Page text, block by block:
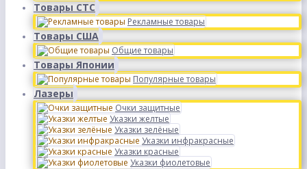
Товары СТС
Рекламные товары
Товары США
Общие товары
Товары Японии
Популярные товары
Лазеры
Очки защитные
Указки желтые
Указки зелёные
Указки инфракрасные
Указки красные
Указки фиолетовые